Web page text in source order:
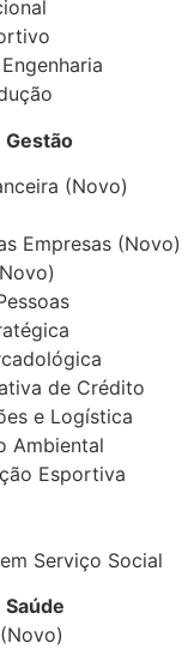
Gestão
(Novo)
Empresas (Novo)
de Crédito
e Logística
Ambiental
Esportiva
Serviço Social